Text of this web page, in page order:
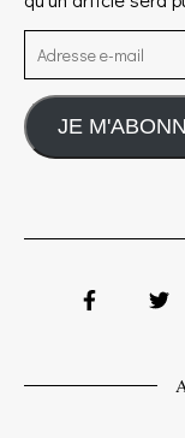
Adresse e-mail
JE